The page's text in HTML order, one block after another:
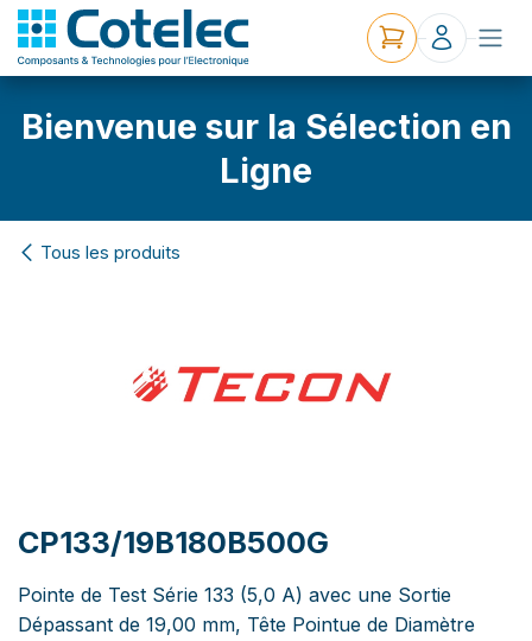
Bienvenue sur la Sélection en
Ligne
Tous les produits
CP133/19B180B500G
Pointe de Test Série 133 (5,0 A) avec une Sortie
Dépassant de 19,00 mm, Tête Pointue de Diamètre